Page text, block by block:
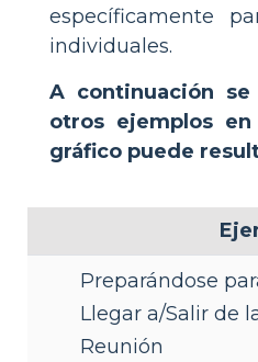
específicamente
individuales.
A continuación se
otros ejemplos
gráfico puede
Preparándose
Llegar a/Salir de
Reunión